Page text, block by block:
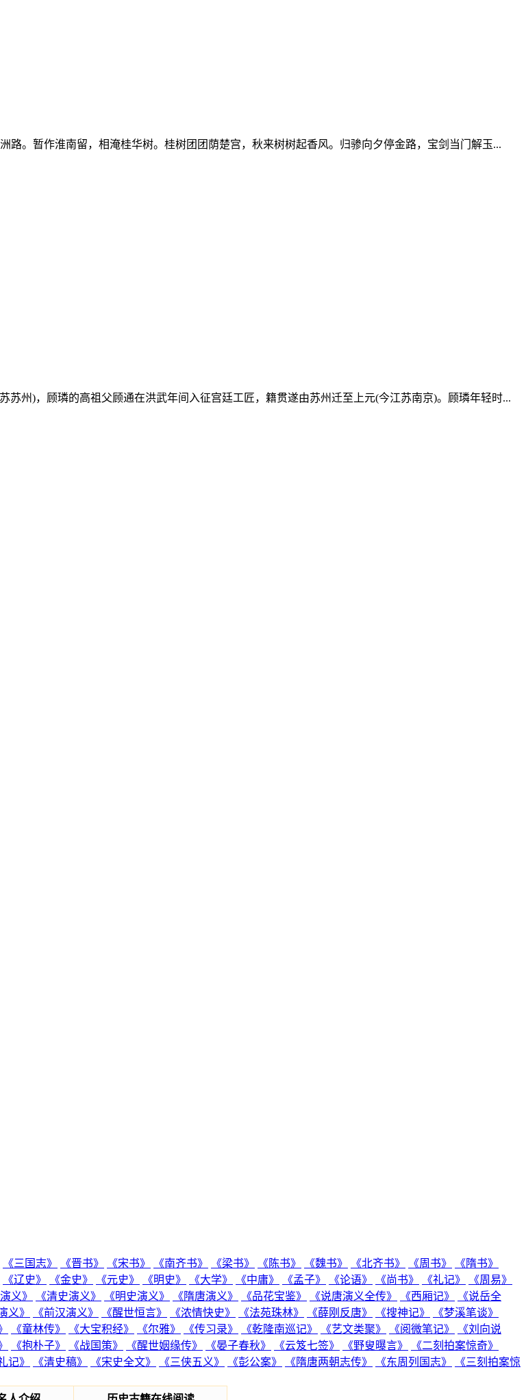
。暂作淮南留，相淹桂华树。桂树团团荫楚宫，秋来树树起香风。归骖向夕停金路，宝剑当门解玉...
苏州)，顾璘的高祖父顾通在洪武年间入征宫廷工匠，籍贯遂由苏州迁至上元(今江苏南京)。顾璘年轻时...
《三国志》 《晋书》 《宋书》 《南齐书》 《梁书》 《陈书》 《魏书》 《北齐书》 《周书》
《隋书》
《辽史》 《金史》 《元史》 《明史》 《大学》 《中庸》 《孟子》 《论语》 《尚书》 《礼记》
《周易》
义》 《清史演义》 《明史演义》 《隋唐演义》 《品花宝鉴》 《说唐演义全传》 《西厢记》
《说岳全
义》 《前汉演义》 《醒世恒言》 《浓情快史》 《法苑珠林》 《薛刚反唐》 《搜神记》
《梦溪笔谈》
《童林传》 《大宝积经》 《尔雅》 《传习录》 《乾隆南巡记》 《艺文类聚》 《阅微笔记》
《刘向说
《抱朴子》 《战国策》 《醒世姻缘传》 《晏子春秋》 《云笈七签》 《野叟曝言》
《二刻拍案惊奇》
记》 《清史稿》 《宋史全文》 《三侠五义》 《彭公案》 《隋唐两朝志传》 《东周列国志》
《三刻拍案惊